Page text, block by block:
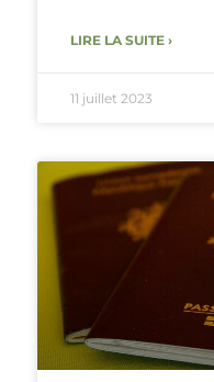
LIRE LA SUITE ›
11 juillet 2023